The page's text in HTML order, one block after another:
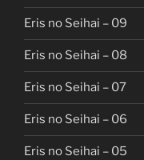
Eris no Seihai – 09
Eris no Seihai – 08
Eris no Seihai – 07
Eris no Seihai – 06
Eris no Seihai – 05